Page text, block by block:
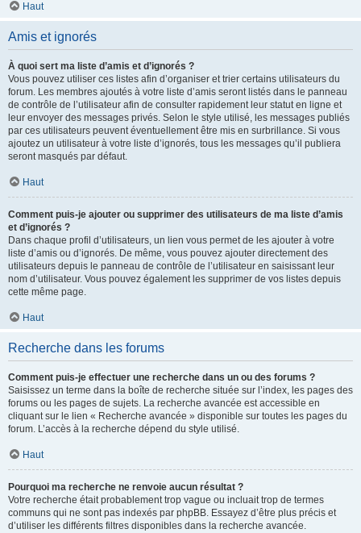
Haut
Amis et ignorés
À quoi sert ma liste d’amis et d’ignorés ?
Vous pouvez utiliser ces listes afin d’organiser et trier certains utilisateurs du
forum. Les membres ajoutés à votre liste d’amis seront listés dans le panneau
de contrôle de l’utilisateur afin de consulter rapidement leur statut en ligne et
leur envoyer des messages privés. Selon le style utilisé, les messages publiés
par ces utilisateurs peuvent éventuellement être mis en surbrillance. Si vous
ajoutez un utilisateur à votre liste d’ignorés, tous les messages qu’il publiera
seront masqués par défaut.
Haut
Comment puis-je ajouter ou supprimer des utilisateurs de ma liste d’amis
et d’ignorés ?
Dans chaque profil d’utilisateurs, un lien vous permet de les ajouter à votre
liste d’amis ou d’ignorés. De même, vous pouvez ajouter directement des
utilisateurs depuis le panneau de contrôle de l’utilisateur en saisissant leur
nom d’utilisateur. Vous pouvez également les supprimer de vos listes depuis
cette même page.
Haut
Recherche dans les forums
Comment puis-je effectuer une recherche dans un ou des forums ?
Saisissez un terme dans la boîte de recherche située sur l’index, les pages des
forums ou les pages de sujets. La recherche avancée est accessible en
cliquant sur le lien « Recherche avancée » disponible sur toutes les pages du
forum. L’accès à la recherche dépend du style utilisé.
Haut
Pourquoi ma recherche ne renvoie aucun résultat ?
Votre recherche était probablement trop vague ou incluait trop de termes
communs qui ne sont pas indexés par phpBB. Essayez d’être plus précis et
d’utiliser les différents filtres disponibles dans la recherche avancée.